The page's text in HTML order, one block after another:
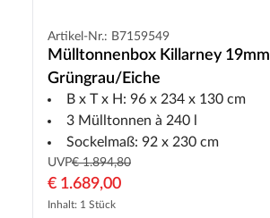
Artikel-Nr.: B7159549
Mülltonnenbox Killarney 19mm
Grüngrau/Eiche
B x T x H: 96 x 234 x 130 cm
3 Mülltonnen à 240 l
Sockelmaß: 92 x 230 cm
UVP€ 1.894,80
€ 1.689,00
Inhalt: 1 Stück